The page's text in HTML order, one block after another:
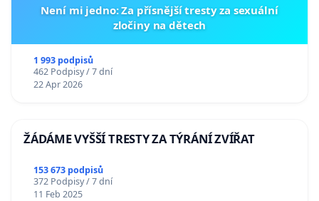
Není mi jedno: Za přísnější tresty za sexuální
zločiny na dětech
1 993 podpisů
462 Podpisy / 7 dní
22 Apr 2026
ŽÁDÁME VYŠŠÍ TRESTY ZA TÝRÁNÍ ZVÍŘAT
153 673 podpisů
372 Podpisy / 7 dní
11 Feb 2025